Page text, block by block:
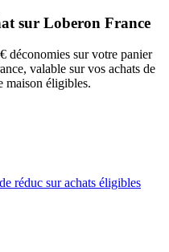
sur Loberon France
déconomies sur votre panier
valable sur vos achats de
maison éligibles.
réduc sur achats éligibles